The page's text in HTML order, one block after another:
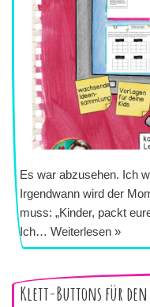
Es war abzusehen. Ich
Irgendwann wird der
muss: „Kinder, packt
Ich… Weiterlesen »
Klett-Buttons für den